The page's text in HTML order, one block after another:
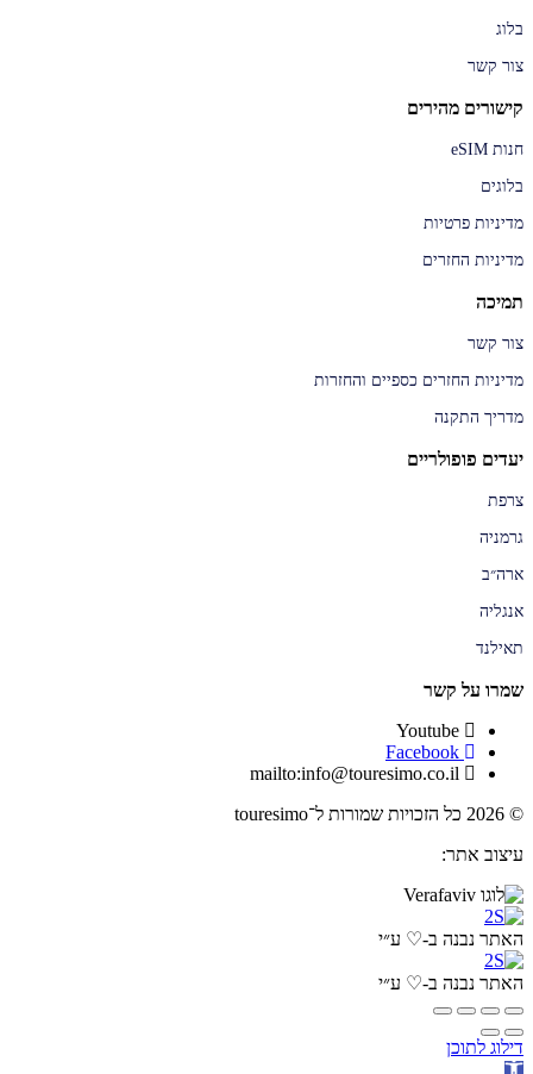
בלוג
צור קשר
קישורים מהירים
חנות eSIM
בלוגים
מדיניות פרטיות
מדיניות החזרים
תמיכה
צור קשר
מדיניות החזרים כספיים והחזרות
מדריך התקנה
יעדים פופולריים
צרפת
גרמניה
ארה״ב
אנגליה
תאילנד
שמרו על קשר
Youtube
Facebook
mailto:info@touresimo.co.il
© 2026 כל הזכויות שמורות ל־touresimo
עיצוב אתר:
האתר נבנה ב-♡ ע״י
האתר נבנה ב-♡ ע״י
דילוג לתוכן
פתח